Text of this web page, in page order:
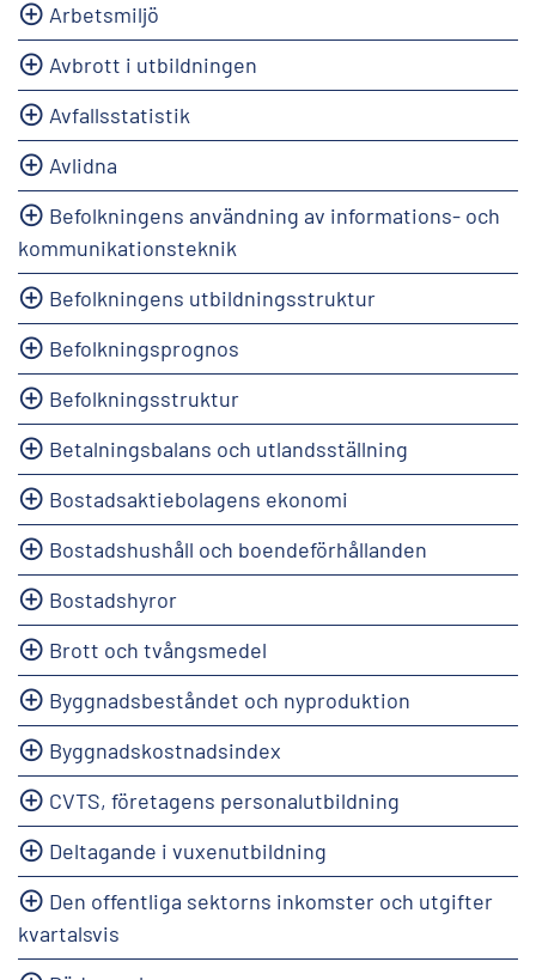
Arbetsmiljö
Avbrott i utbildningen
Avfallsstatistik
Avlidna
Befolkningens användning av informations- och
kommunikationsteknik
Befolkningens utbildningsstruktur
Befolkningsprognos
Befolkningsstruktur
Betalningsbalans och utlandsställning
Bostadsaktiebolagens ekonomi
Bostadshushåll och boendeförhållanden
Bostadshyror
Brott och tvångsmedel
Byggnadsbeståndet och nyproduktion
Byggnadskostnadsindex
CVTS, företagens personalutbildning
Deltagande i vuxenutbildning
Den offentliga sektorns inkomster och utgifter
kvartalsvis